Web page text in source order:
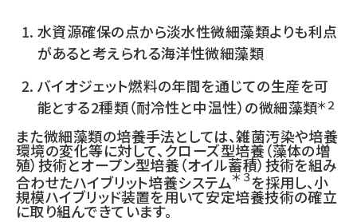
水資源確保の点から淡水性微細藻類よりも利点
があると考えられる海洋性微細藻類
バイオジェット燃料の年間を通じての生産を可
能とする2種類（耐冷性と中温性）の微細藻類＊２
また微細藻類の培養手法としては、雑菌汚染や培養
環境の変化等に対して、クローズ型培養（藻体の増
殖）技術とオープン型培養（オイル蓄積）技術を組み
合わせたハイブリット培養システム＊３を採用し、小
規模ハイブリッド装置を用いて安定培養技術の確立
に取り組んできています。